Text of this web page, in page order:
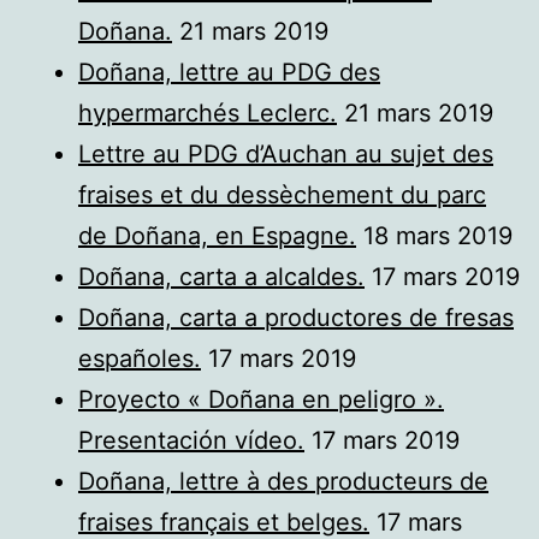
Doñana. 21 mars 2019
Doñana, lettre au PDG des
hypermarchés Leclerc. 21 mars 2019
Lettre au PDG d’Auchan au sujet des
fraises et du dessèchement du parc
de Doñana, en Espagne. 18 mars 2019
Doñana, carta a alcaldes. 17 mars 2019
Doñana, carta a productores de fresas
españoles. 17 mars 2019
Proyecto « Doñana en peligro ».
Presentación vídeo. 17 mars 2019
Doñana, lettre à des producteurs de
fraises français et belges. 17 mars